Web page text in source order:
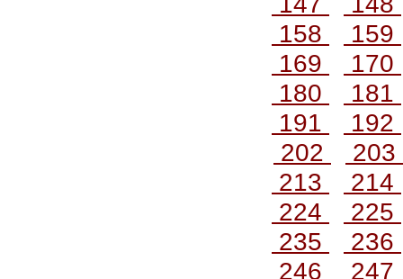
158
159
169
170
180
181
191
192
202
203
213
214
224
225
235
236
246
247